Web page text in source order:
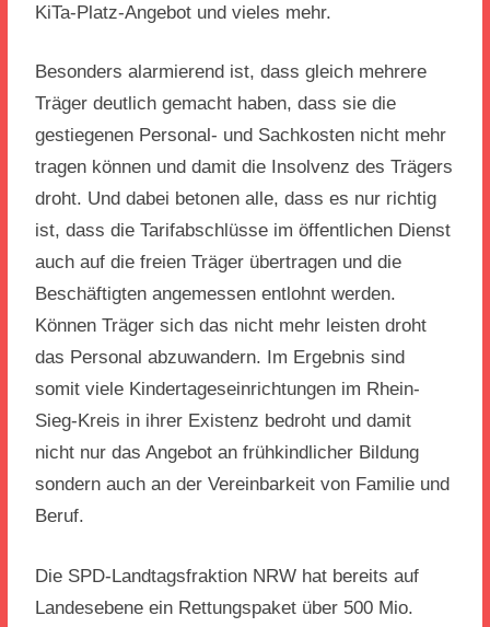
KiTa-Platz-Angebot und vieles mehr.
Besonders alarmierend ist, dass gleich mehrere
Träger deutlich gemacht haben, dass sie die
gestiegenen Personal- und Sachkosten nicht mehr
tragen können und damit die Insolvenz des Trägers
droht. Und dabei betonen alle, dass es nur richtig
ist, dass die Tarifabschlüsse im öffentlichen Dienst
auch auf die freien Träger übertragen und die
Beschäftigten angemessen entlohnt werden.
Können Träger sich das nicht mehr leisten droht
das Personal abzuwandern. Im Ergebnis sind
somit viele Kindertageseinrichtungen im Rhein-
Sieg-Kreis in ihrer Existenz bedroht und damit
nicht nur das Angebot an frühkindlicher Bildung
sondern auch an der Vereinbarkeit von Familie und
Beruf.
Die SPD-Landtagsfraktion NRW hat bereits auf
Landesebene ein Rettungspaket über 500 Mio.